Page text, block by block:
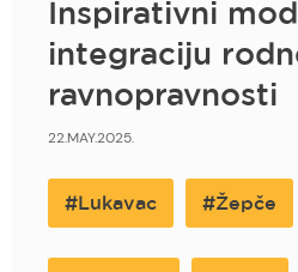
Inspirativni
integraciju
ravnopravnosti
22.MAY.2025.
Lukavac Žepče